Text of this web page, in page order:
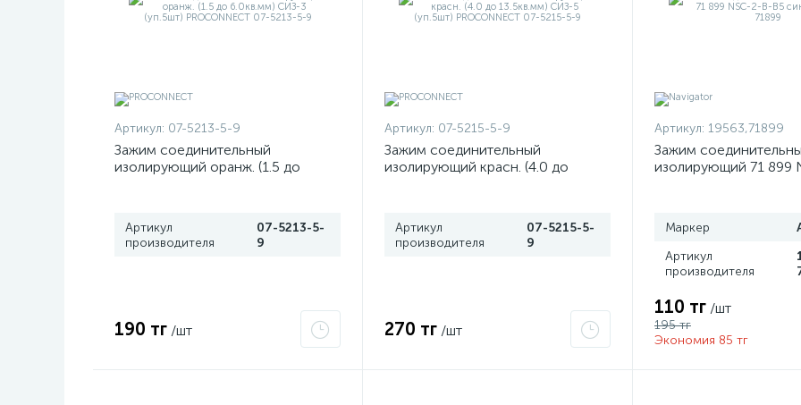
Артикул: 07-5213-5-9
Зажим соединительный
изолирующий оранж. (1.5 до
Артикул
производителя
07-5213-5-
9
190 тг /шт
Артикул: 07-5215-5-9
Зажим соединительный
изолирующий красн. (4.0 до
Артикул
производителя
07-5215-5-
9
270 тг /шт
Артикул: 19563,71899
Зажим
изолирующий 71 899
Маркер
Артикул
производителя
110 тг /шт
195 тг
Экономия 85 тг